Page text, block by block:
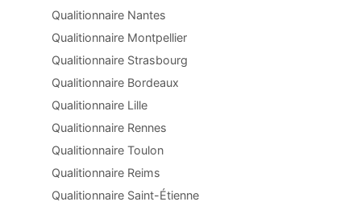
Qualitionnaire Nantes
Qualitionnaire Montpellier
Qualitionnaire Strasbourg
Qualitionnaire Bordeaux
Qualitionnaire Lille
Qualitionnaire Rennes
Qualitionnaire Toulon
Qualitionnaire Reims
Qualitionnaire Saint-Étienne